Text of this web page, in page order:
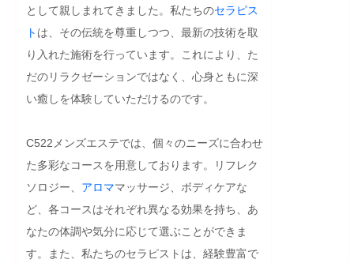
として親しまれてきました。私たちのセラピス
ト は、その伝統を尊重しつつ、最新の技術を取
り入れた施術を行っています。これにより、た
だのリラクゼーションではなく、心身ともに深
い癒しを体験していただけるのです。
C522メンズエステでは、個々のニーズに合わせ
た多彩なコースを用意しております。リフレク
ソロジー、 アロママッサージ、ボディケアな
ど、各コースはそれぞれ異なる効果を持ち、あ
なたの体調や気分に応じて選ぶことができま
す。また、私たちのセラピストは、経験豊富で